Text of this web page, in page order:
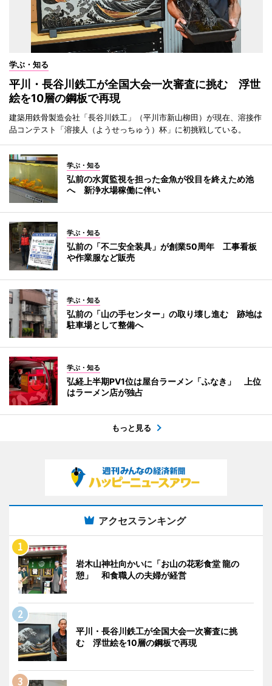
学ぶ・知る
平川・長谷川鉄工が全国大会一次審査に挑む 浮世
絵を10層の鋼板で再現
建築用鉄骨製造会社「長谷川鉄工」（平川市新山柳田）が現在、溶接作
品コンテスト「溶接人（ようせっちゅう）杯」に初挑戦している。
学ぶ・知る
弘前の水質監視を担った金魚が役目を終えため池
へ 新浄水場稼働に伴い
学ぶ・知る
弘前の「不二安全装具」が創業50周年 工事看板
や作業服など販売
学ぶ・知る
弘前の「山の手センター」の取り壊し進む 跡地は
駐車場として整備へ
学ぶ・知る
弘経上半期PV1位は屋台ラーメン「ふなき」 上位
はラーメン店が独占
もっと見る
アクセスランキング
岩木山神社向かいに「お山の花彩食堂 龍の
憩」 和食職人の夫婦が経営
平川・長谷川鉄工が全国大会一次審査に挑
む 浮世絵を10層の鋼板で再現